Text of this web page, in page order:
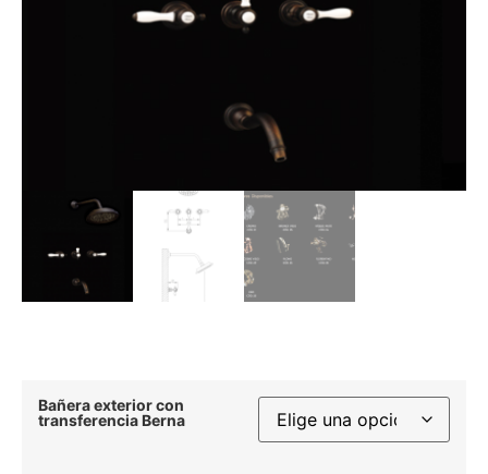
Bañera exterior con
transferencia Berna